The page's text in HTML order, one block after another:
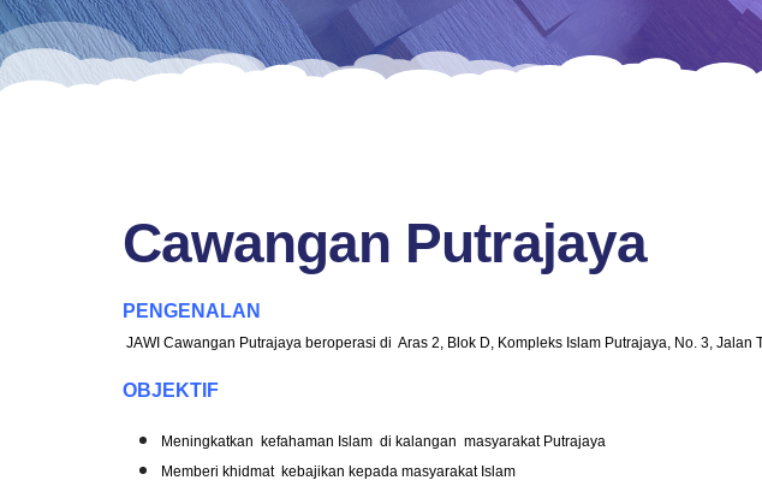
Cawangan Putrajaya
PENGENALAN
JAWI Cawangan Putrajaya beroperasi di Aras 2, Blok D, Kompleks Islam Putrajaya, No. 3,
OBJEKTIF
Meningkatkan kefahaman Islam di kalangan masyarakat Putrajaya
Memberi khidmat kebajikan kepada masyarakat Islam